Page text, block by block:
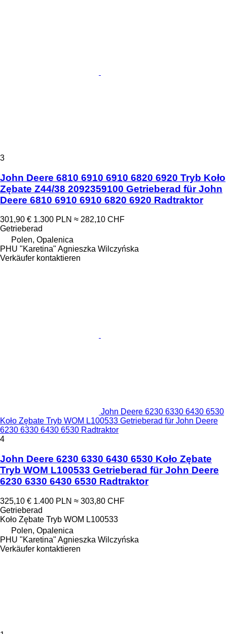
3
John Deere 6810 6910 6910 6820 6920 Tryb Koło
Zębate Z44/38 2092359100 Getrieberad für John
Deere 6810 6910 6910 6820 6920 Radtraktor
301,90 € 1.300 PLN ≈ 282,10 CHF
Getrieberad
Polen, Opalenica
PHU "Karetina" Agnieszka Wilczyńska
Verkäufer kontaktieren
John Deere 6230 6330 6430 6530
Koło Zębate Tryb WOM L100533 Getrieberad für John Deere
6230 6330 6430 6530 Radtraktor
4
John Deere 6230 6330 6430 6530 Koło Zębate
Tryb WOM L100533 Getrieberad für John Deere
6230 6330 6430 6530 Radtraktor
325,10 € 1.400 PLN ≈ 303,80 CHF
Getrieberad
Koło Zębate Tryb WOM L100533
Polen, Opalenica
PHU "Karetina" Agnieszka Wilczyńska
Verkäufer kontaktieren